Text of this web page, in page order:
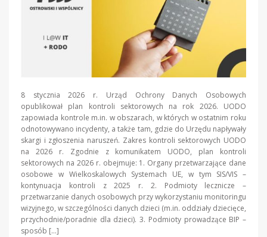
8 stycznia 2026 r. Urząd Ochrony Danych Osobowych
opublikował plan kontroli sektorowych na rok 2026. UODO
zapowiada kontrole m.in. w obszarach, w których w ostatnim roku
odnotowywano incydenty, a także tam, gdzie do Urzędu napływały
skargi i zgłoszenia naruszeń. Zakres kontroli sektorowych UODO
na 2026 r. Zgodnie z komunikatem UODO, plan kontroli
sektorowych na 2026 r. obejmuje: 1. Organy przetwarzające dane
osobowe w Wielkoskalowych Systemach UE, w tym SIS/VIS –
kontynuacja kontroli z 2025 r. 2. Podmioty lecznicze –
przetwarzanie danych osobowych przy wykorzystaniu monitoringu
wizyjnego, w szczególności danych dzieci (m.in. oddziały dziecięce,
przychodnie/poradnie dla dzieci). 3. Podmioty prowadzące BIP –
sposób […]